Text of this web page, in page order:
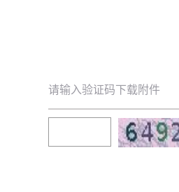
请输入验证码下载附件